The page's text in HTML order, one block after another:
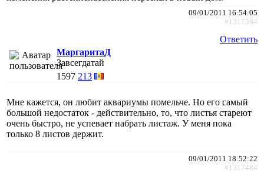
09/01/2011 16:54:05
#1317364
Ответить
МаргаритаД
Завсегдатай
1597 213
Мне кажется, он любит аквариумы помельче. Но его самый
большой недостаток - действительно, то, что листья стареют
очень быстро, не успевает набрать листаж. У меня пока
только 8 листов держит.
09/01/2011 18:52:22
#1317484